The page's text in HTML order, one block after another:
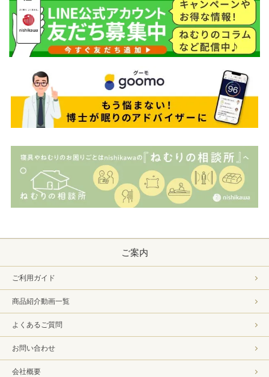
ご案内
ご利用ガイド
商品紹介動画一覧
よくあるご質問
お問い合わせ
会社概要